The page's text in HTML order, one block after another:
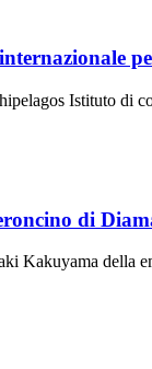
Istituto di
di
Kakuyama